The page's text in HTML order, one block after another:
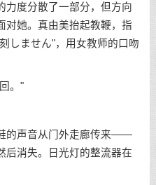
力度分散了一部分，但方向
她。真由美抬起教鞭，指
しません"，用女教师的口吻
。"
声音从门外走廊传来——
后消失。日光灯的整流器在